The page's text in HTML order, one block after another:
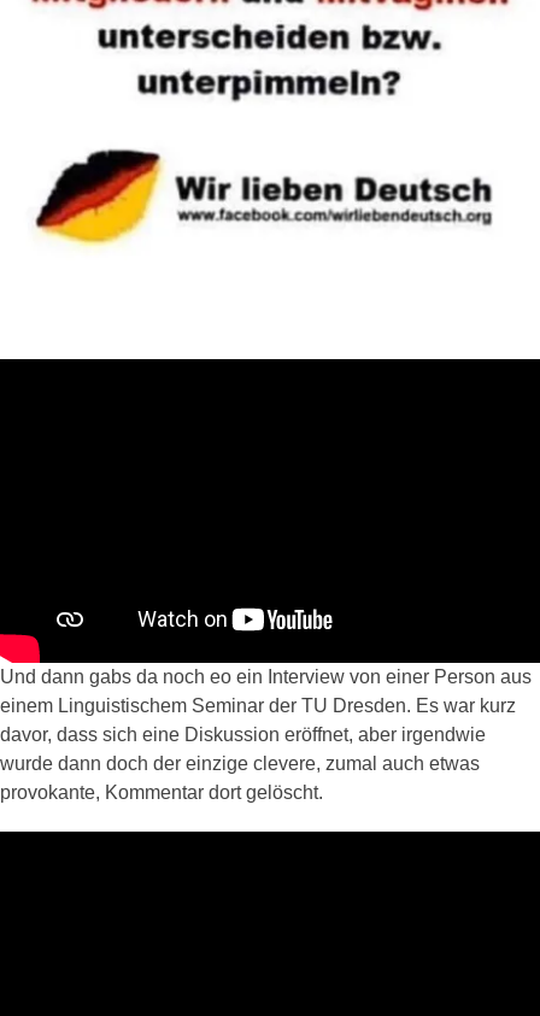
Und dann gabs da noch eo ein Interview von einer Person aus
einem Linguistischem Seminar der TU Dresden. Es war kurz
davor, dass sich eine Diskussion eröffnet, aber irgendwie
wurde dann doch der einzige clevere, zumal auch etwas
provokante, Kommentar dort gelöscht.